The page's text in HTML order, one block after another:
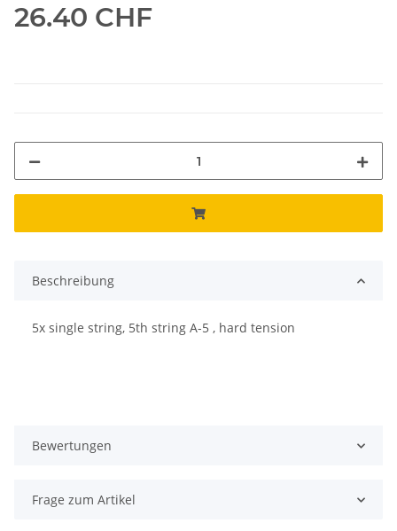
26.40 CHF
Beschreibung
5x single string, 5th string A-5 , hard tension
Bewertungen
Frage zum Artikel